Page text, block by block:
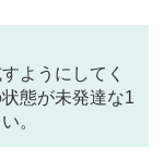
ようにしてく
態が未発達な1
。